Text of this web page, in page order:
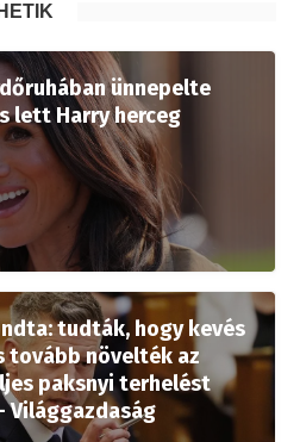
ünnepelte
lett Harry herceg
tudták, hogy kevés
tovább növelték az
paksnyi terhelést
Világgazdaság